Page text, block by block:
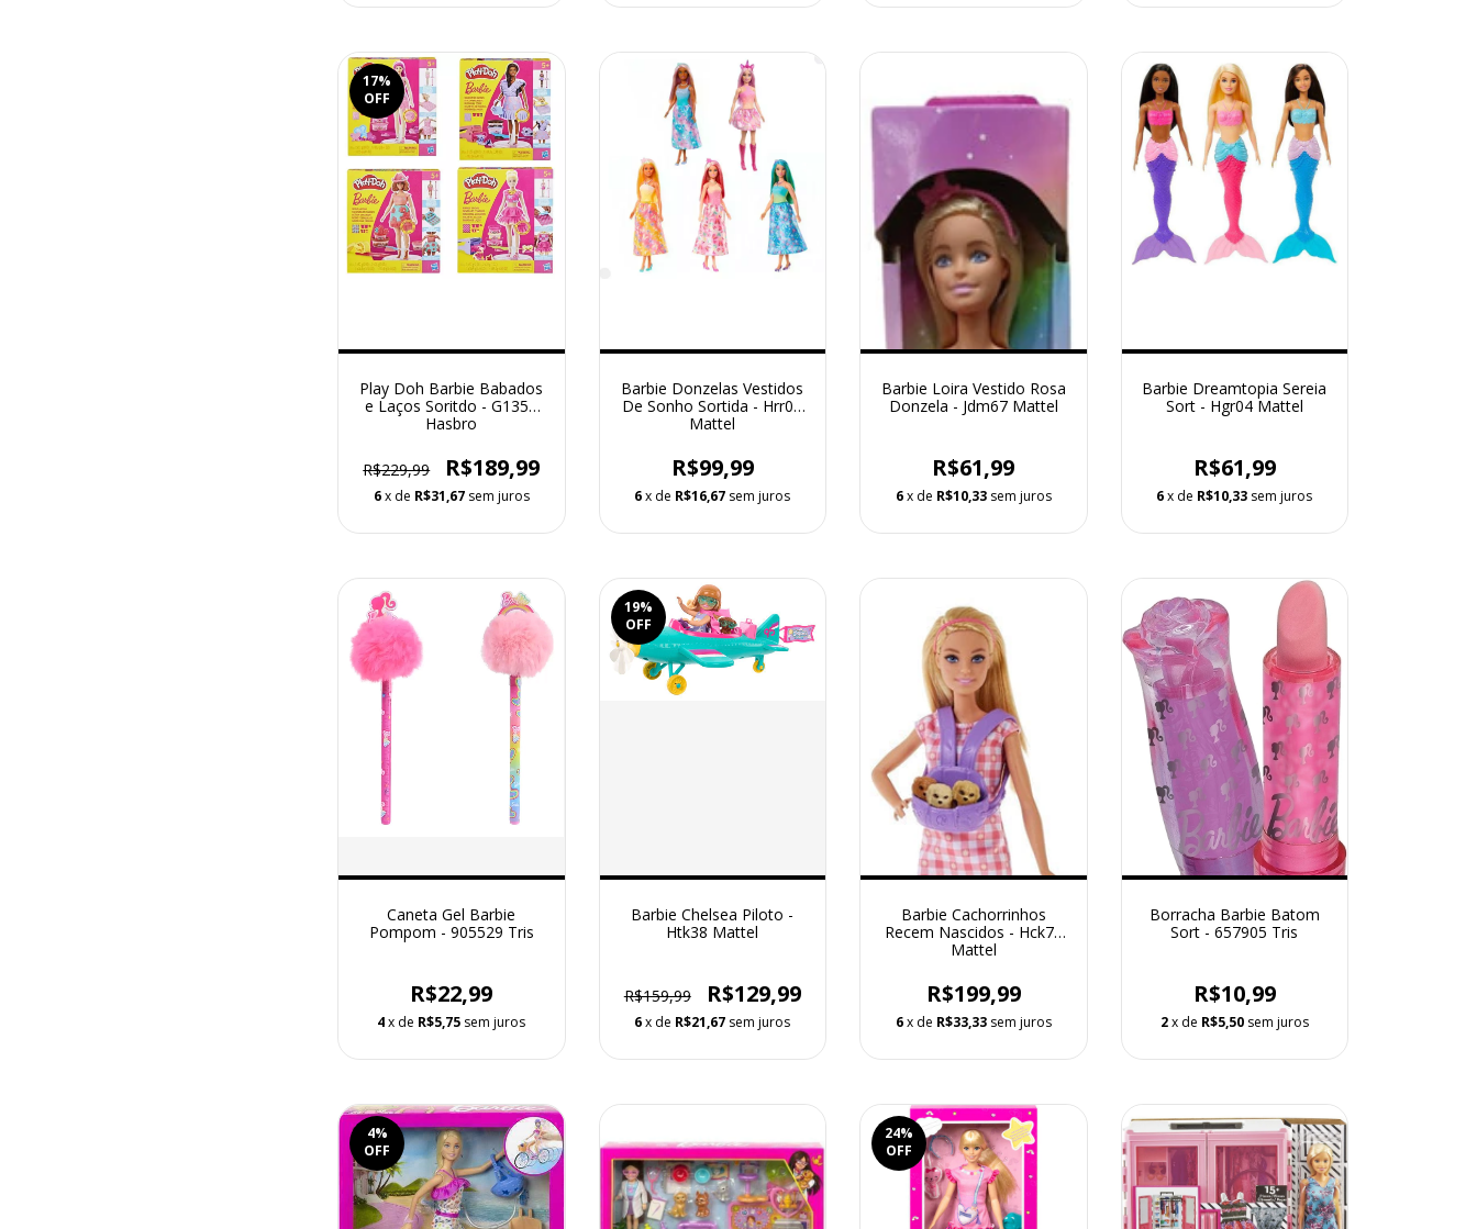
17%
OFF
Play Doh Barbie Babados
e Laços Soritdo - G1358
Hasbro
R$229,99 R$189,99
6x de R$31,67 sem juros
Barbie Donzelas Vestidos
De Sonho Sortida - Hrr07
Mattel
R$99,99
6x de R$16,67 sem juros
Barbie Loira Vestido Rosa
Donzela - Jdm67 Mattel
R$61,99
6x de R$10,33 sem juros
Barbie Dreamtopia Sereia
Sort - Hgr04 Mattel
R$61,99
6x de R$10,33 sem juros
Caneta Gel Barbie
Pompom - 905529 Tris
R$22,99
4x de R$5,75 sem juros
19%
OFF
Barbie Chelsea Piloto -
Htk38 Mattel
R$159,99 R$129,99
6x de R$21,67 sem juros
Barbie Cachorrinhos
Recem Nascidos - Hck75
Mattel
R$199,99
6x de R$33,33 sem juros
Borracha Barbie Batom
Sort - 657905 Tris
R$10,99
2x de R$5,50 sem juros
4%
OFF
24%
OFF